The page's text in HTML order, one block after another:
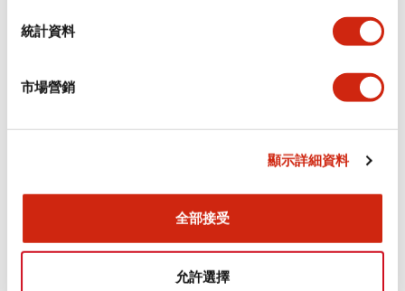
統計資料
市場營銷
顯示詳細資料
全部接受
允許選擇
可程式控制器（FC6A,
器 (FT1J, FT2J)